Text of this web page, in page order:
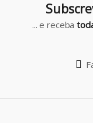
... e receba